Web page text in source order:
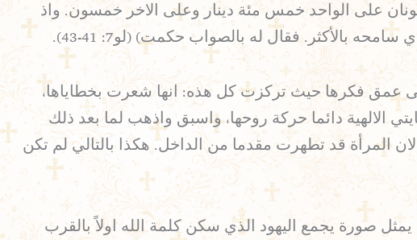
على الواحد خمس مئة دينار وعلى الاخر خمسون. واذ
بالأكثر. فقال له بالصواب حكمت) (لو7: 41-43).
عمق فكرها حيث تركزت كل هذه: انها شعرت بخطاياها،
الالهية دائما حركة روحها، واسبق واذهب لما بعد ذلك
المرأة قد تطهرت مقدما من الداخل. هكذا بالتالي لم تكن
صورة يجمع اليهود الذي سكن كلمة الله اولاً بالقرب